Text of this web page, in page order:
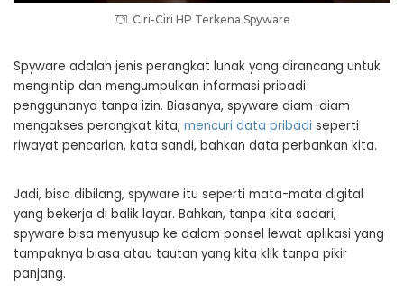
Ciri-Ciri HP Terkena Spyware
Spyware adalah jenis perangkat lunak yang dirancang untuk
mengintip dan mengumpulkan informasi pribadi
penggunanya tanpa izin. Biasanya, spyware diam-diam
mengakses perangkat kita, mencuri data pribadi seperti
riwayat pencarian, kata sandi, bahkan data perbankan kita.
Jadi, bisa dibilang, spyware itu seperti mata-mata digital
yang bekerja di balik layar. Bahkan, tanpa kita sadari,
spyware bisa menyusup ke dalam ponsel lewat aplikasi yang
tampaknya biasa atau tautan yang kita klik tanpa pikir
panjang.